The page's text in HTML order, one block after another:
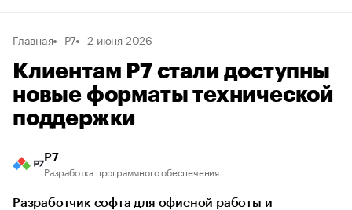
Главная Р7 2 июня 2026
Клиентам Р7 стали доступны
новые форматы технической
поддержки
Р7
Разработка программного обеспечения
Разработчик софта для офисной работы и